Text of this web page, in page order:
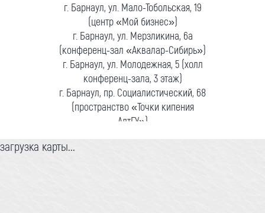
г. Барнаул, ул. Мало-Тобольская, 19
(центр «Мой бизнес»)
г. Барнаул, ул. Мерзликина, 6а
(конференц-зал «Аквалар-Сибирь»)
г. Барнаул, ул. Молодежная, 5 (холл
конференц-зала, 3 этаж)
г. Барнаул, пр. Социалистический, 68
(пространство «Точки кипения
АлтГУ»)
загрузка карты...